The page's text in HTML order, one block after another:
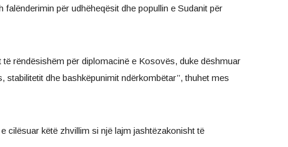
për udhëheqësit dhe popullin e Sudanit për
të rëndësishëm për diplomacinë e Kosovës, duke dëshmuar
dhe bashkëpunimit ndërkombëtar’’, thuhet mes
cilësuar këtë zhvillim si një lajm jashtëzakonisht të